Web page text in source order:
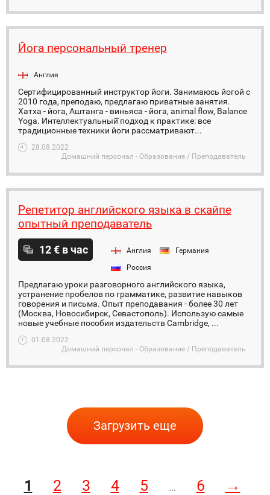
Йога персональный тренер
Англия
Сертифицированный инструктор йоги. Занимаюсь йогой с
2010 года, преподаю, предлагаю приватные занятия.
Хатха - йога, Аштанга - виньяса - йога, animal flow, Balance
Yoga. Интеллектуальный̆ подход к практике: все
традиционные техники йоги рассматривают...
28.08.2022
Домашний персонал - Образование / Преподаватель
Репетитор английского языка в скайпе
опытный преподаватель
12 € в час Англия
Германия
Россия
Предлагаю уроки разговорного английского языка,
устранение пробелов по грамматике, развитие навыков
говорения и письма. Опыт преподавания - более 30 лет
(Москва, Новосибирск, Севастополь). Использую самые
новые учебные пособия издательств Cambridge, ...
01.08.2022
Домашний персонал - Образование / Преподаватель
Загрузить еще
1 2 3 4 5 ... 6 →